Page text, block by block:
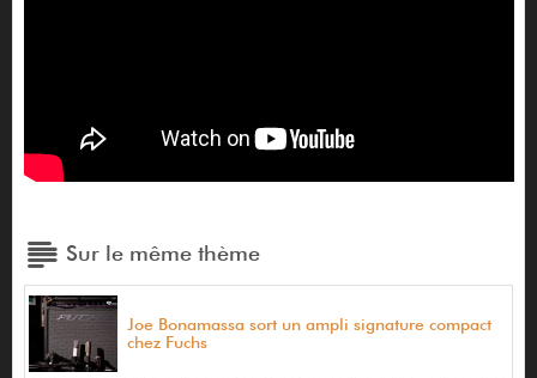
Sur le même thème
Joe Bonamassa sort un ampli signature compact
chez Fuchs